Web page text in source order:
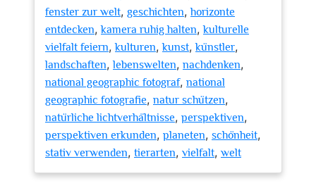
fenster zur welt, geschichten,horizonte
entdecken,kamera ruhig halten,kulturelle
vielfalt feiern,kulturen,kunst,künstler,
landschaften,lebenswelten, nachdenken,
national geographic fotograf, national
geographic fotografie, natur schützen,
natürliche lichtverhältnisse, perspektiven,
perspektiven erkunden, planeten, schönheit,
stativ verwenden, tierarten, vielfalt, welt